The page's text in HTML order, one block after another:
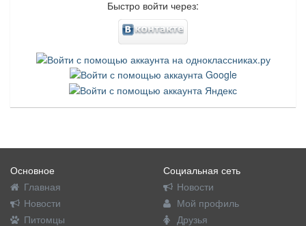
Быстро войти через:
Основное
Главная
Новости
Питомцы
Социальная сеть
Новости
Мой профиль
Друзья